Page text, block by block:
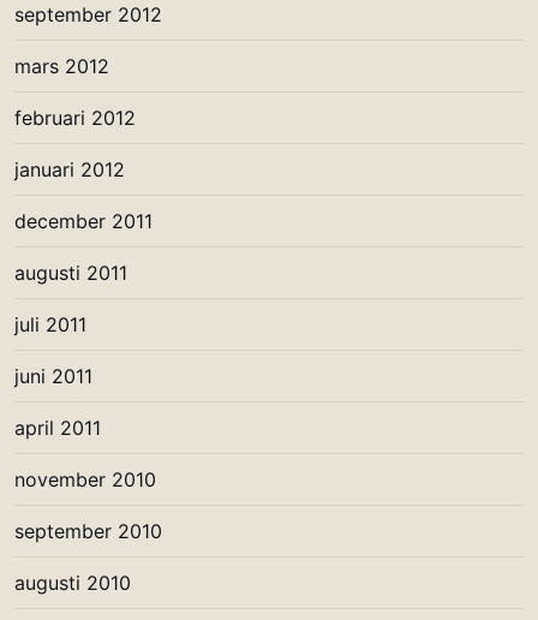
september 2012
mars 2012
februari 2012
januari 2012
december 2011
augusti 2011
juli 2011
juni 2011
april 2011
november 2010
september 2010
augusti 2010